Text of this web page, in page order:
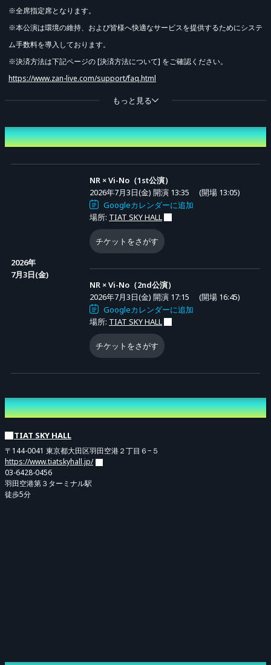
※全席指定席となります。
※本公演は環境の維持、および皆様へ快適なサービスを提供するためにシステ
ム手数料を導入しております。
※決済方法は下記ページの [決済方法について] をご確認ください。
https://www.zan-live.com/support/faq.html
NARITA RYO/おおさわよしの/YUU/Ma0./尾見涼哉
りゅーの/kota/momo/木下湧仁
けんすけ/ゆず/すみぽん/里菜/すぱろー/mayu/Reine
※出演者は急遽変更になる場合がございます。
動画撮影/録音は禁止とさせていただきます。
［注意事項］
※本イベントは再入場禁止となります。
※本公演は全席指定席となります。
※2枚同時購入されても隣同士のお席にならない可能性がございます。予めご
※本イベントはサプライズ演出を全てお断りさせていただきます。
※出演者は急遽変更になる場合がございます。
※出演者の変更やお客様の申し込み間違いに伴う返金は致しませんのでご了承
ください。
※公演チケットの購入制限は各券種それぞれ2枚までとなっております。
※本公演は第三者への高額転売は禁止いたします。
※お子様もご入場頂けますが必ず人数分のチケットが必要となります。
※チケット購入時の入金待ち、決済エラーなどにより在庫数が自動的に変動す
もっと見る
開催日時
2026年
7月3日(金)
NR × Vi-No（1st公演）
2026年7月3日(金) 開演 13:35
(開場 13:05)
Googleカレンダーに追加
場所: TIAT SKY HALL
チケットをさがす
NR × Vi-No（2nd公演）
2026年7月3日(金) 開演 17:15
(開場 16:45)
Googleカレンダーに追加
場所: TIAT SKY HALL
チケットをさがす
会場
TIAT SKY HALL
〒144-0041 東京都大田区羽田空港２丁目６−５
https://www.tiatskyhall.jp/
03-6428-0456
羽田空港第３ターミナル駅
徒歩5分